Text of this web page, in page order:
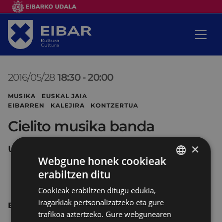
2016/05/28 18:30 -20:00
MUSIKA EUSKAL JAIA
EIBARREN KALEJIRA KONTZERTUA
Cielito musika banda
UNTZAGA
EUSKAL JAIKO KONTZERTUA
×
Webgune honek cookieak
erabiltzen ditu
Cookieak erabiltzen ditugu edukia,
iragarkiak pertsonalizatzeko eta gure
trafikoa aztertzeko. Gure webgunearen